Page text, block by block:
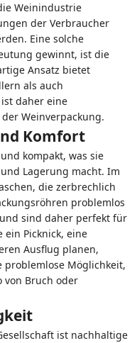
Weinindustrie
der Verbraucher
Eine solche
gewinnt, ist die
Ansatz bietet
als auch
daher eine
Weinverpackung.
Komfort
kompakt, was sie
Lagerung macht. Im
die zerbrechlich
problemlos
sind daher perfekt für
ein Picknick, eine
Ausflug planen,
problemlose Möglichkeit,
von Bruch oder
ist nachhaltige